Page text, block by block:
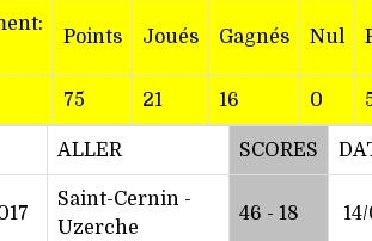
Points Joués Gagnés Nul
75 21 16 0
ALLER SCORES
Saint-Cernin -
Uzerche
46 - 18